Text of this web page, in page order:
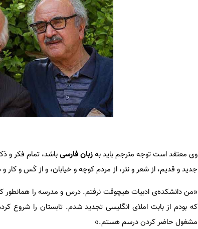
وی معتقد است توجه مترجم باید بهزبان فارسیباشد، تمام فکر و
جدید و قدیم، از شعر و نثر، از مردم کوچه و خیابان، و از کَس و
«من دانشکده‌ی ادبیات هیچوقت نرفتم. درس و مدرسه را
که بودم از بابت املای انگلیسی تجدید شدم. تابستان را شروع
مشغول حاضر کردن درسم هستم.»